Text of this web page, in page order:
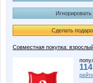
Игнорировать
Сделать
Совместная покупка: